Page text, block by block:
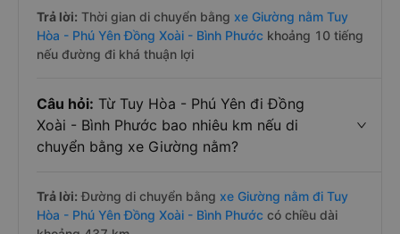
Trả lời: Thời gian di chuyển bằng xe Giường nằm Tuy
Hòa - Phú Yên Đồng Xoài - Bình Phước khoảng 10 tiếng
nếu đường đi khá thuận lợi
Câu hỏi: Từ Tuy Hòa - Phú Yên đi Đồng
Xoài - Bình Phước bao nhiêu km nếu di
chuyển bằng xe Giường nằm?
Trả lời: Đường di chuyển bằng xe Giường nằm đi Tuy
Hòa - Phú Yên Đồng Xoài - Bình Phước có chiều dài